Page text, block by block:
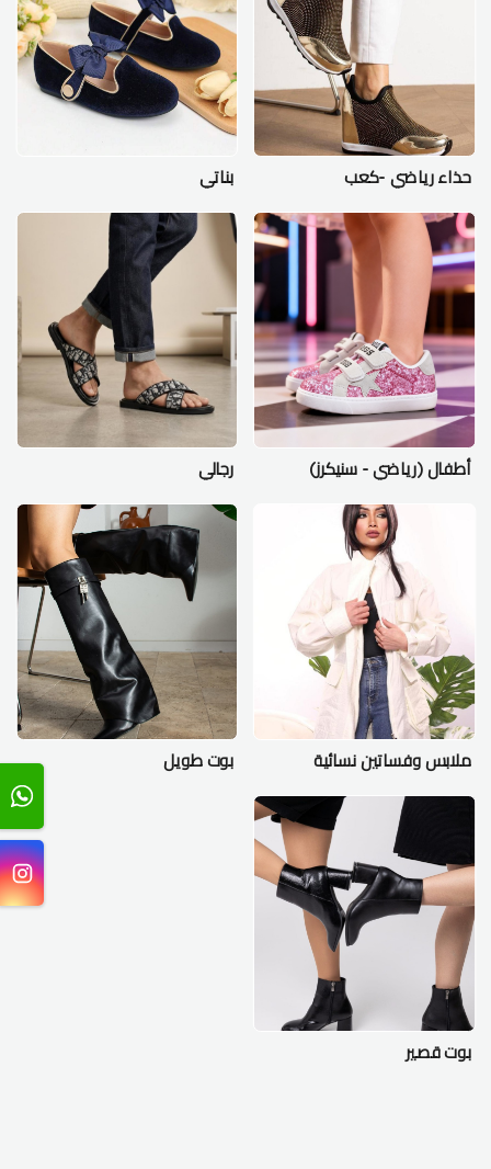
حذاء رياضي -كعب بناتي
أطفال (رياضي - سنيكرز) رجالي
ملابس وفساتين نسائية بوت طويل
بوت قصير